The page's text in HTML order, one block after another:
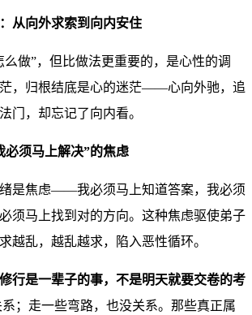
从向外求索到向内安住
么做”，但比做法更重要的，是心性的调
，归根结底是心的迷茫——心向外驰，追
门，却忘记了向内看。
必须马上解决”的焦虑
是焦虑——我必须马上知道答案，我必须
须马上找到对的方向。这种焦虑驱使弟子
越乱，越乱越求，陷入恶性循环。
行是一辈子的事，不是明天就要交卷的考
；走一些弯路，也没关系。那些真正属